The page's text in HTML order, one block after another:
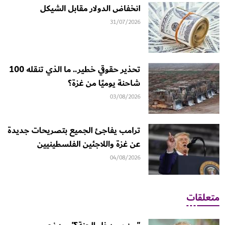
انخفاض الدولار مقابل الشيكل
31/07/2026
تحذير حقوقي خطير.. ما الذي تنقله 100
شاحنة يوميًا من غزة؟
03/08/2026
ترامب يفاجئ الجميع بتصريحات جديدة
عن غزة واللاجئين الفلسطينيين
04/08/2026
متعلقات